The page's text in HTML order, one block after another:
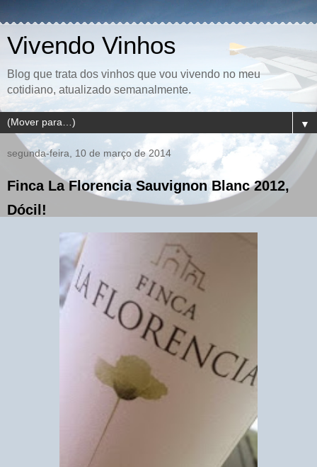
Vivendo Vinhos
Blog que trata dos vinhos que vou vivendo no meu
cotidiano, atualizado semanalmente.
▼
segunda-feira, 10 de março de 2014
Finca La Florencia Sauvignon Blanc 2012,
Dócil!